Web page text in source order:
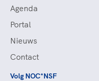
Agenda
Portal
Nieuws
Contact
Volg NOC*NSF